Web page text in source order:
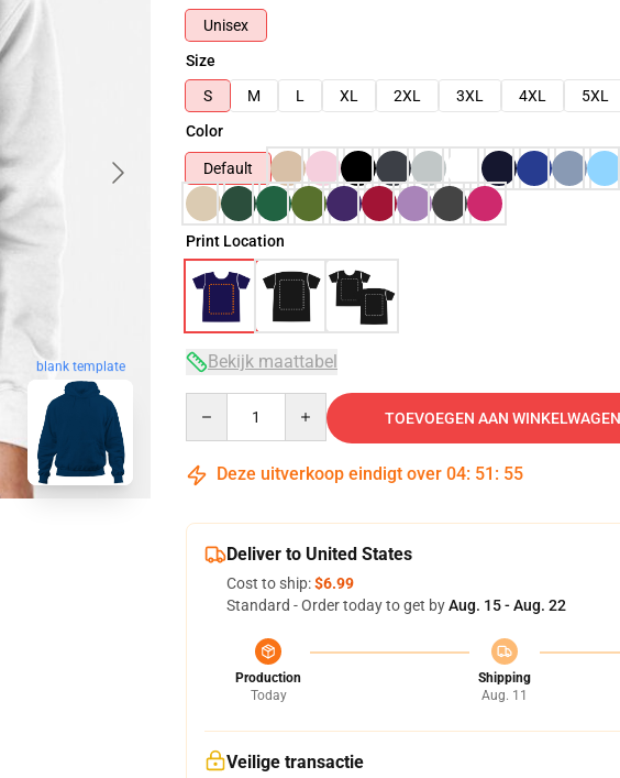
blank template
Unisex
Size
S
M L XL 2XL 3XL 4XL
5XL
Color
Default
Print Location
Bekijk maattabel
TOEVOEGEN AAN WINKELWAGEN
Deze uitverkoop eindigt over 04: 51 : 54
Deliver to United States
Cost to ship:$6.99
Standard - Order today to get byAug. 15 - Aug. 22
Production
Today
Shipping
Aug. 11
Veilige transactie